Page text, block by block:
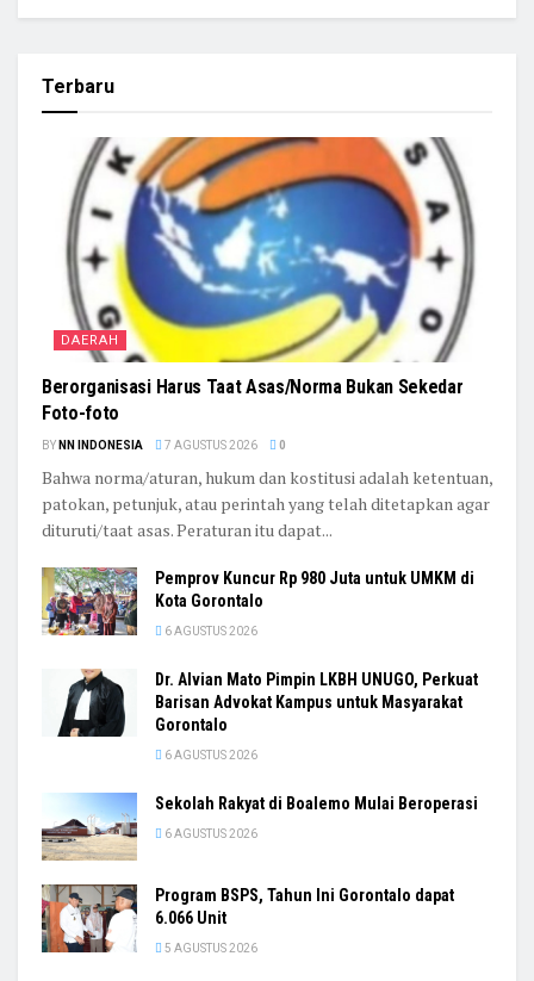
Terbaru
DAERAH
Berorganisasi Harus Taat Asas/Norma Bukan Sekedar
Foto-foto
BY NN INDONESIA 7 AGUSTUS 2026 0
Bahwa norma/aturan, hukum dan kostitusi adalah ketentuan,
patokan, petunjuk, atau perintah yang telah ditetapkan agar
dituruti/taat asas. Peraturan itu dapat...
Pemprov Kuncur Rp 980 Juta untuk UMKM di
Kota Gorontalo
6 AGUSTUS 2026
Dr. Alvian Mato Pimpin LKBH UNUGO, Perkuat
Barisan Advokat Kampus untuk Masyarakat
Gorontalo
6 AGUSTUS 2026
Sekolah Rakyat di Boalemo Mulai Beroperasi
6 AGUSTUS 2026
Program BSPS, Tahun Ini Gorontalo dapat
6.066 Unit
5 AGUSTUS 2026